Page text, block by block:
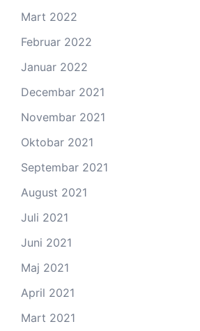
Mart 2022
Februar 2022
Januar 2022
Decembar 2021
Novembar 2021
Oktobar 2021
Septembar 2021
August 2021
Juli 2021
Juni 2021
Maj 2021
April 2021
Mart 2021